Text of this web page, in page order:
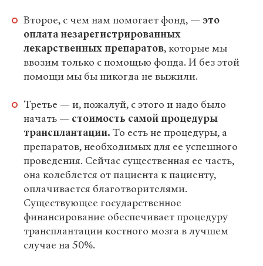
Второе, с чем нам помогает фонд, — это
оплата незарегистрированных
лекарственных препаратов, которые мы
ввозим только с помощью фонда. И без этой
помощи мы бы никогда не выжили.
Третье — и, пожалуй, с этого и надо было
начать — стоимость самой процедуры
трансплантации. То есть не процедуры, а
препаратов, необходимых для ее успешного
проведения. Сейчас существенная ее часть,
она колеблется от пациента к пациенту,
оплачивается благотворителями.
Существующее государственное
финансирование обеспечивает процедуру
трансплантации костного мозга в лучшем
случае на 50%.